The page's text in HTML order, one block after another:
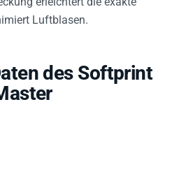
Luftblasen.
des Softprint